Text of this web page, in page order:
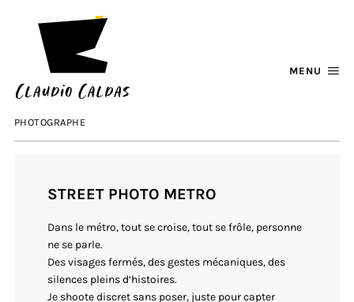
PHOTOGRAPHE
MENU
STREET PHOTO METRO
Dans le métro, tout se croise, tout se frôle, personne
ne se parle.
Des visages fermés, des gestes mécaniques, des
silences pleins d’histoires.
Je shoote discret sans poser, juste pour capter